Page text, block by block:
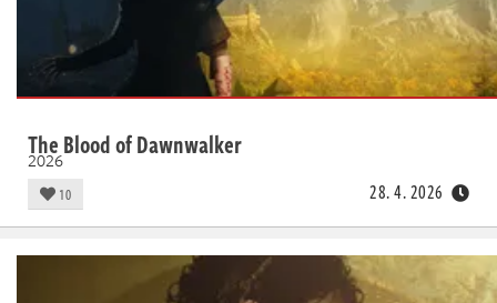
The Blood of Dawnwalker
2026
10 28. 4. 2026